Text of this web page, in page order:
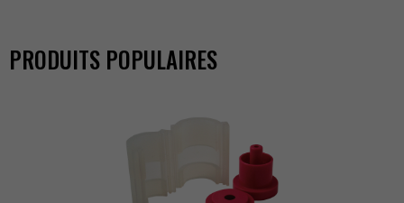
PRODUITSPOPULAIRES